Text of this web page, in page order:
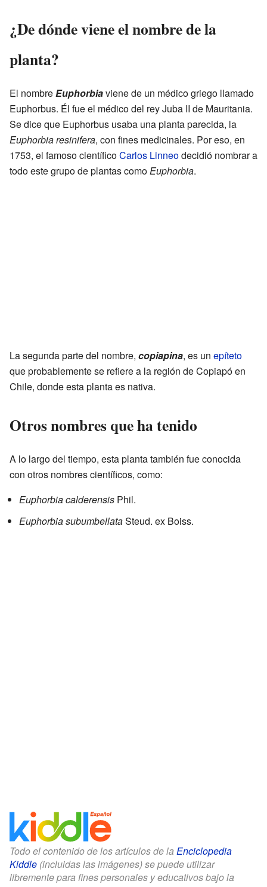
¿De dónde viene el nombre de la
planta?
El nombreEuphorbiaviene de un médico griego llamado
Euphorbus. Él fue el médico del rey Juba II de Mauritania.
Se dice que Euphorbus usaba una planta parecida, la
Euphorbia resinifera, con fines medicinales. Por eso, en
1753, el famoso científicoCarlos Linneodecidió nombrar a
todo este grupo de plantas comoEuphorbia.
La segunda parte del nombre, copiapina, es un epíteto
que probablemente se refiere a la región de Copiapó en
Chile, donde esta planta es nativa.
Otros nombres que ha tenido
A lo largo del tiempo, esta planta también fue conocida
con otros nombres científicos, como:
Euphorbia calderensis Phil.
Euphorbia subumbellataSteud. ex Boiss.
Todo el contenido de los artículos de la Enciclopedia
Kiddle (incluidas las imágenes) se puede utilizar
libremente para fines personales y educativos bajo la